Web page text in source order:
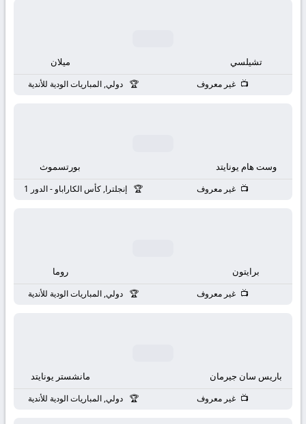
مباشر
live
تشيلسي ميلان
غير معروف دولي, المباريات الودية للأندية
وست هام يونايتد بورتسموث
غير معروف إنجلترا, كأس الكاراباو - الدور 1
برايتون روما
غير معروف دولي, المباريات الودية للأندية
باريس سان جيرمان مانشستر يونايتد
غير معروف دولي, المباريات الودية للأندية